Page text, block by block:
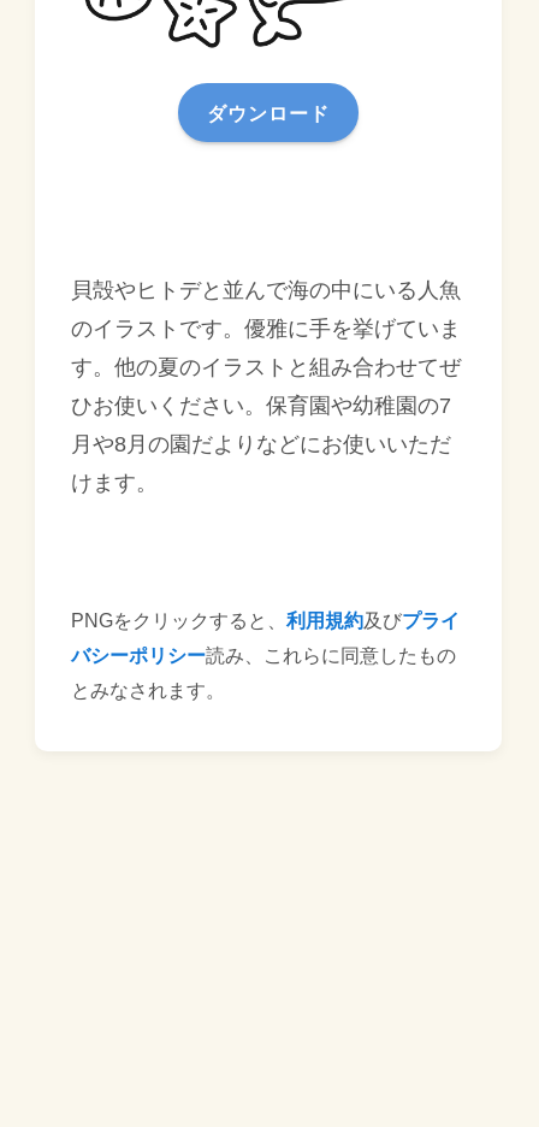
ダウンロード
貝殻やヒトデと並んで海の中にいる人魚
のイラストです。優雅に手を挙げていま
す。他の夏のイラストと組み合わせてぜ
ひお使いください。保育園や幼稚園の7
月や8月の園だよりなどにお使いいただ
けます。
PNGをクリックすると、 利用規約及びプライ
バシーポリシー読み、これらに同意したもの
とみなされます。